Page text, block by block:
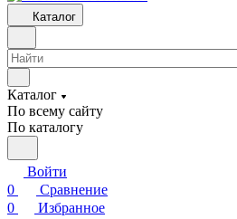
Каталог
Каталог
По всему сайту
По каталогу
Войти
0
Сравнение
0
Избранное